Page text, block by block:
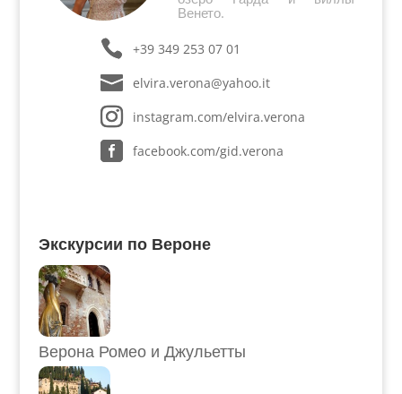
Венето.
+39 349 253 07 01
elvira.verona@yahoo.it
instagram.com/elvira.verona
facebook.com/gid.verona
Экскурсии по Вероне
Верона Ромео и Джульетты